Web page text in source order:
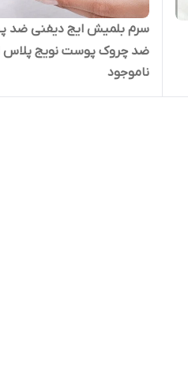
سرم بلمیش ایج دیفنی ضد
ضد چروک پوست نویج پلاس
اورجینال
ناموجود